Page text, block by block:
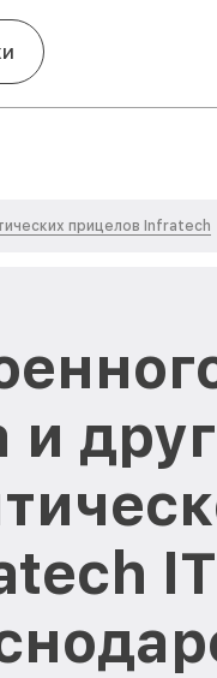
прицелов Infratech
и